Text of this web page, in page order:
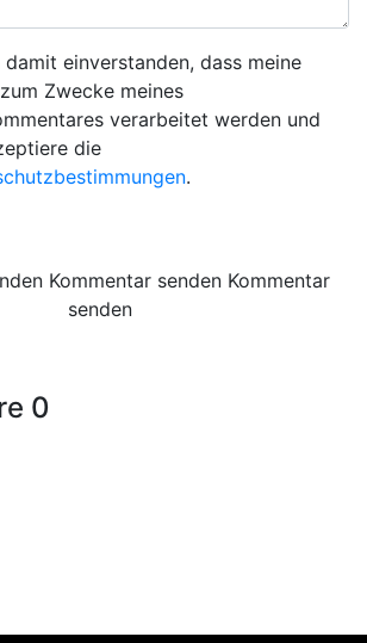
damit einverstanden, dass meine
Zwecke meines
verarbeitet werden und
die
.
Kommentar senden Kommentar
senden
0